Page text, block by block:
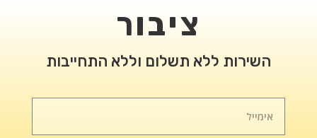
ציבור
השירות ללא תשלום וללא התחייבות